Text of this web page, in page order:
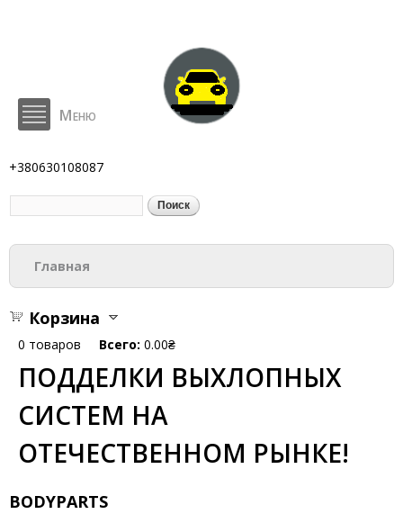
содержанию
BodyParts
Меню
+380630108087
Форма поиска
Вы здесь
Главная
Корзина
0 товаров Всего: 0.00₴
ПОДДЕЛКИ ВЫХЛОПНЫХ
СИСТЕМ НА
ОТЕЧЕСТВЕННОМ РЫНКЕ!
BODYPARTS